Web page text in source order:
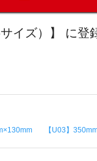
イズ）】 に登
【U03】